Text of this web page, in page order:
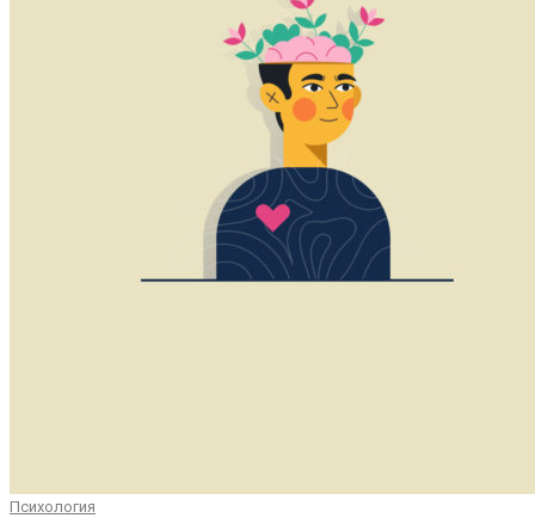
Психология